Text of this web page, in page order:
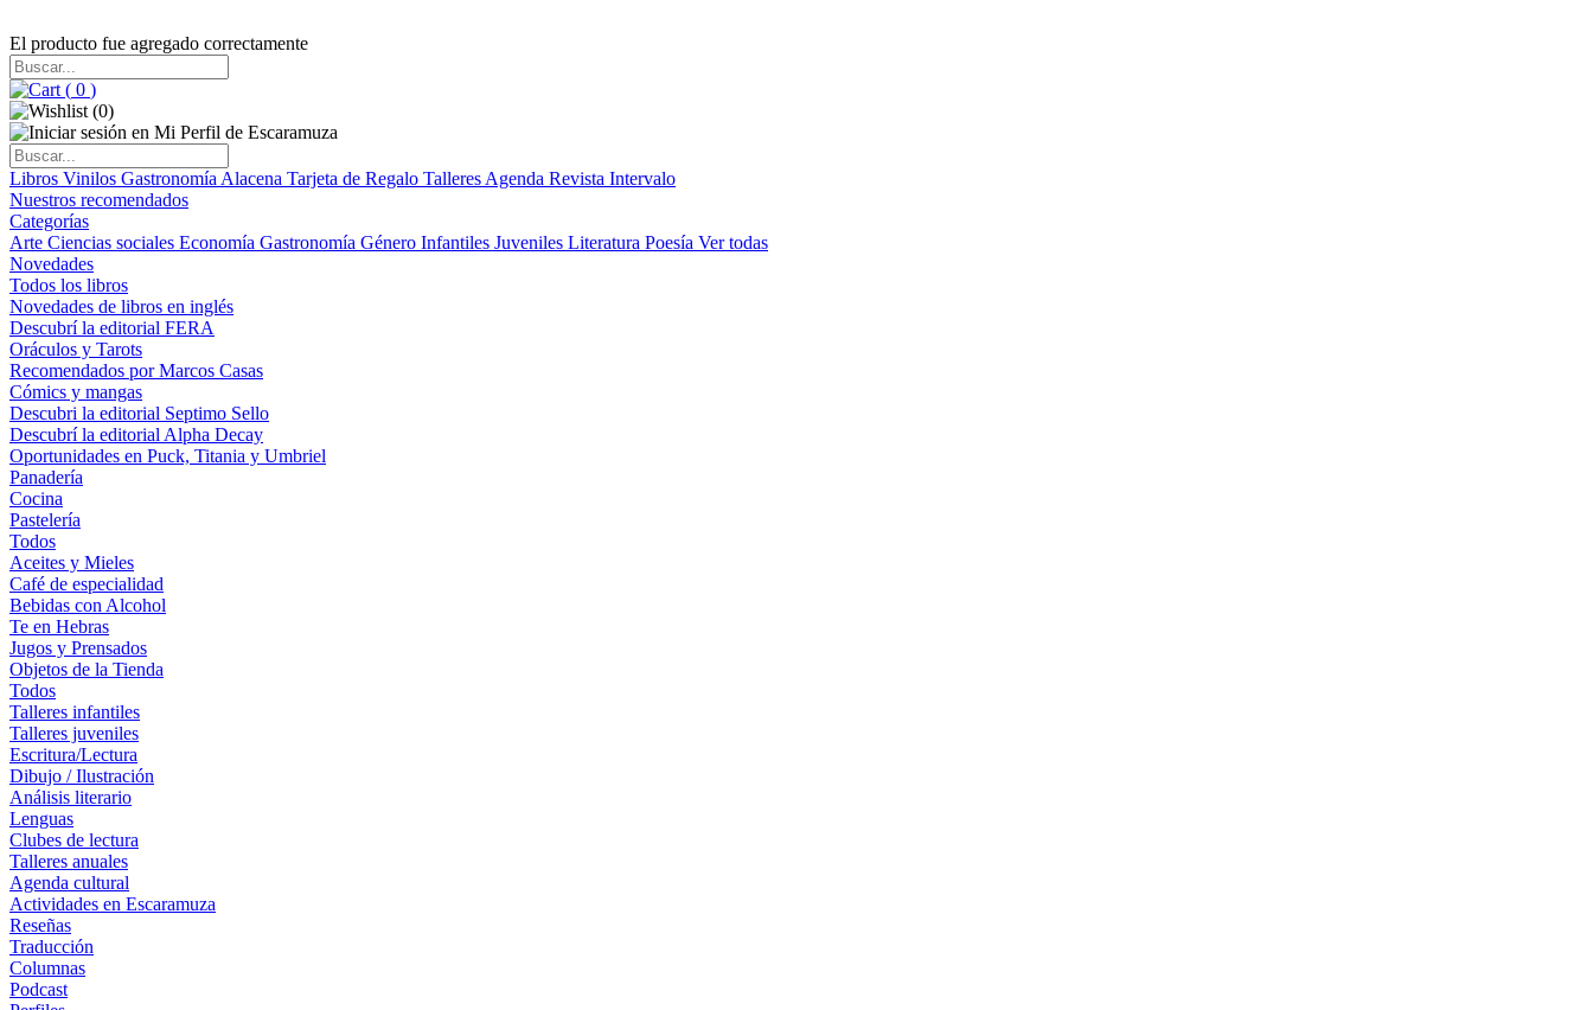
El producto fue agregado correctamente
( 0 )
(0)
Libros Vinilos Gastronomía Alacena Tarjeta de Regalo Talleres Agenda Revista Intervalo
Nuestros recomendados
Categorías
Arte Ciencias sociales Economía Gastronomía Género Infantiles Juveniles Literatura Poesía Ver todas
Novedades
Todos los libros
Novedades de libros en inglés
Descubrí la editorial FERA
Oráculos y Tarots
Recomendados por Marcos Casas
Cómics y mangas
Descubri la editorial Septimo Sello
Descubrí la editorial Alpha Decay
Oportunidades en Puck, Titania y Umbriel
Panadería
Cocina
Pastelería
Todos
Aceites y Mieles
Café de especialidad
Bebidas con Alcohol
Te en Hebras
Jugos y Prensados
Objetos de la Tienda
Todos
Talleres infantiles
Talleres juveniles
Escritura/Lectura
Dibujo / Ilustración
Análisis literario
Lenguas
Clubes de lectura
Talleres anuales
Agenda cultural
Actividades en Escaramuza
Reseñas
Traducción
Columnas
Podcast